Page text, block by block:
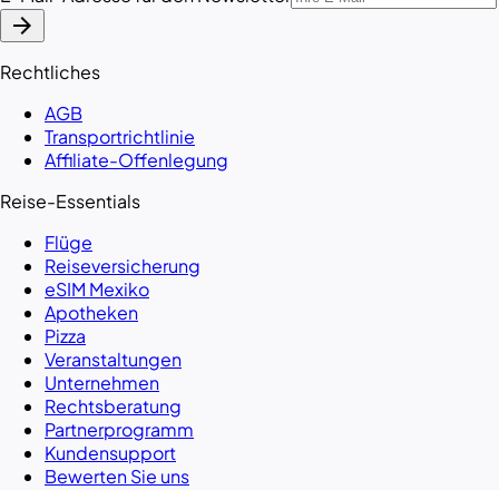
arrow_forward
Rechtliches
AGB
Transportrichtlinie
Affiliate-Offenlegung
Reise-Essentials
Flüge
Reiseversicherung
eSIM Mexiko
Apotheken
Pizza
Veranstaltungen
Unternehmen
Rechtsberatung
Partnerprogramm
Kundensupport
Bewerten Sie uns